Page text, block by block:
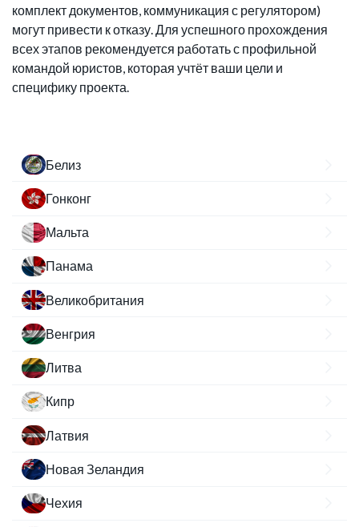
комплект документов, коммуникация с регулятором)
могут привести к отказу. Для успешного прохождения
всех этапов рекомендуется работать с профильной
командой юристов, которая учтёт ваши цели и
специфику проекта.
Белиз
Гонконг
Мальта
Панама
Великобритания
Венгрия
Литва
Кипр
Латвия
Новая Зеландия
Чехия